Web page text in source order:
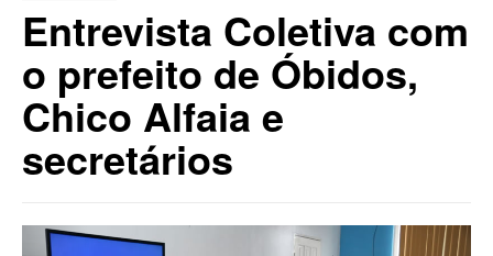
Entrevista Coletiva com
o prefeito de Óbidos,
Chico Alfaia e
secretários
Previous Next